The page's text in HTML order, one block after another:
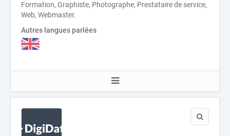
Formation, Graphiste, Photographe, Prestataire de service,
Web, Webmaster.
Autres langues parlées